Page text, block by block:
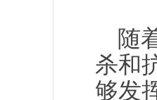
随
杀和
够发